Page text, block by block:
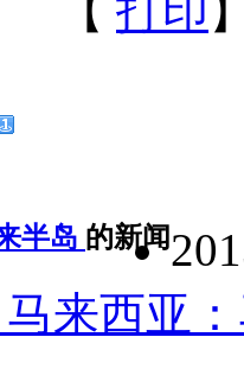
【 打印
半岛 的新闻
马来西亚